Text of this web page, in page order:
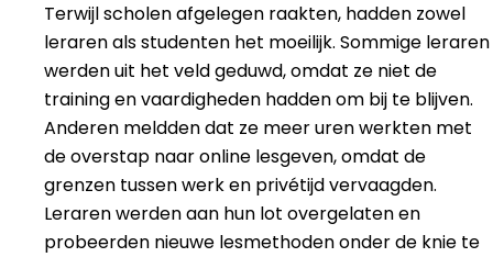
Terwijl scholen afgelegen raakten, hadden zowel
leraren als studenten het moeilijk. Sommige leraren
werden uit het veld geduwd, omdat ze niet de
training en vaardigheden hadden om bij te blijven.
Anderen meldden dat ze meer uren werkten met
de overstap naar online lesgeven, omdat de
grenzen tussen werk en privétijd vervaagden.
Leraren werden aan hun lot overgelaten en
probeerden nieuwe lesmethoden onder de knie te